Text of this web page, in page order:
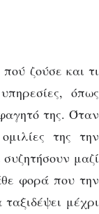
ζούσε και τι
όπως
της. Όταν
της την
μαζί
φορά που την
μέχρι